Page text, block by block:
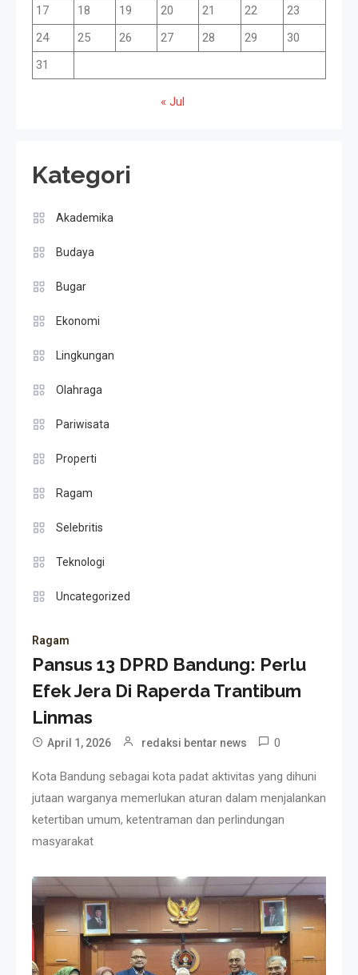
17
18 19 20 21 22
23
24
25 26 27 28 29
30
31
« Jul
Kategori
Akademika
Budaya
Bugar
Ekonomi
Lingkungan
Olahraga
Pariwisata
Properti
Ragam
Selebritis
Teknologi
Uncategorized
Ragam
Pansus 13 DPRD Bandung: Perlu
Efek Jera Di Raperda Trantibum
Linmas
April 1, 2026 redaksi bentar news 0
Kota Bandung sebagai kota padat aktivitas yang dihuni
jutaan warganya memerlukan aturan dalam menjalankan
ketertiban umum, ketentraman dan perlindungan
masyarakat